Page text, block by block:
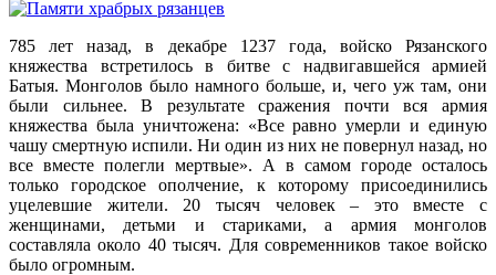
785 лет назад, в декабре 1237 года, войско Рязанского
княжества встретилось в битве с надвигавшейся армией
Батыя. Монголов было намного больше, и, чего уж там, они
были сильнее. В результате сражения почти вся армия
княжества была уничтожена: «Все равно умерли и единую
чашу смертную испили. Ни один из них не повернул назад, но
все вместе полегли мертвые». А в самом городе осталось
только городское ополчение, к которому присоединились
уцелевшие жители. 20 тысяч человек – это вместе с
женщинами, детьми и стариками, а армия монголов
составляла около 40 тысяч. Для современников такое войско
было огромным.